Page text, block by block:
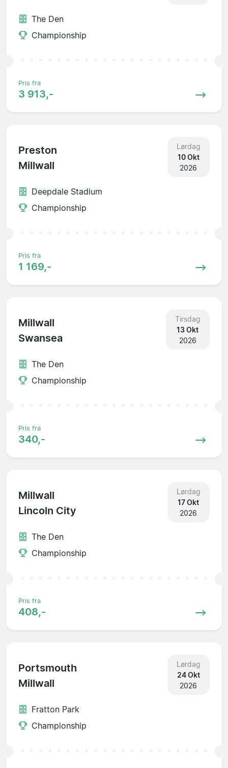
The Den
Championship
Pris fra
3 913,-
Preston
Millwall
Lørdag
10 Okt
2026
Deepdale Stadium
Championship
Pris fra
1 169,-
Millwall
Swansea
Tirsdag
13 Okt
2026
The Den
Championship
Pris fra
340,-
Millwall
Lincoln City
Lørdag
17 Okt
2026
The Den
Championship
Pris fra
408,-
Portsmouth
Millwall
Lørdag
24 Okt
2026
Fratton Park
Championship